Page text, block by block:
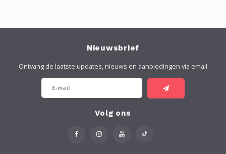
Nieuwsbrief
Ontvang de laatste updates, nieuws en aanbiedingen via email
Volg ons